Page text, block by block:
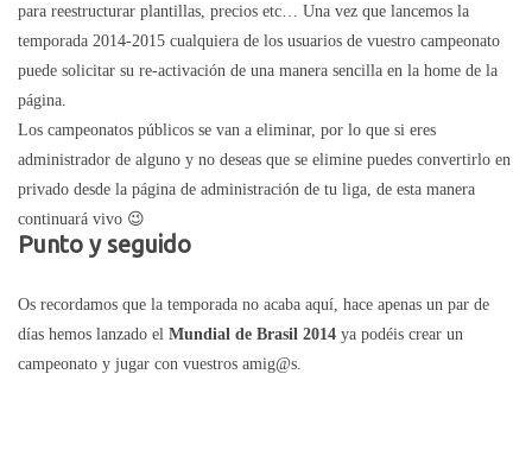
para reestructurar plantillas, precios etc… Una vez que lancemos la
temporada 2014-2015 cualquiera de los usuarios de vuestro campeonato
puede solicitar su re-activación de una manera sencilla en la home de la
página.
Los campeonatos públicos se van a eliminar, por lo que si eres
administrador de alguno y no deseas que se elimine puedes convertirlo en
privado desde la página de administración de tu liga, de esta manera
continuará vivo 😉
Punto y seguido
Os recordamos que la temporada no acaba aquí, hace apenas un par de
días hemos lanzado el Mundial de Brasil 2014 ya podéis crear un
campeonato y jugar con vuestros amig@s.